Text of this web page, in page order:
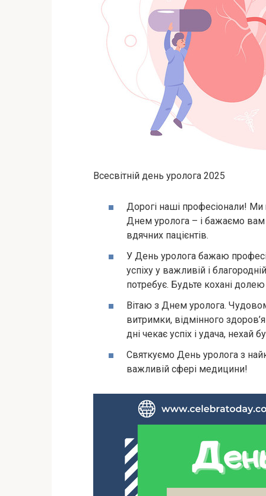
Всесвітній день уролога 2025
Дорогі наші професіонали!
Днем уролога – і бажаємо вам
вдячних пацієнтів.
У День уролога бажаю
успіху у важливій і
потребує. Будьте кохані
Вітаю з Днем уролога.
витримки, відмінного
дні чекає успіх і удача, нехай
Святкуємо День уролога з
важливій сфері медицини!